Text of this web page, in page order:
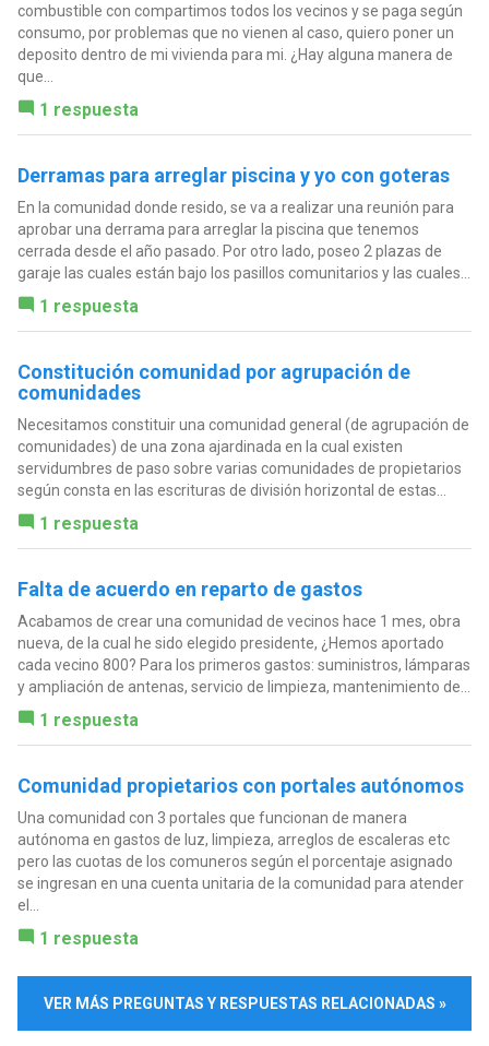
combustible con compartimos todos los vecinos y se paga según
consumo, por problemas que no vienen al caso, quiero poner un
deposito dentro de mi vivienda para mi. ¿Hay alguna manera de
que...
1 respuesta
Derramas para arreglar piscina y yo con goteras
En la comunidad donde resido, se va a realizar una reunión para
aprobar una derrama para arreglar la piscina que tenemos
cerrada desde el año pasado. Por otro lado, poseo 2 plazas de
garaje las cuales están bajo los pasillos comunitarios y las cuales...
1 respuesta
Constitución comunidad por agrupación de
comunidades
Necesitamos constituir una comunidad general (de agrupación de
comunidades) de una zona ajardinada en la cual existen
servidumbres de paso sobre varias comunidades de propietarios
según consta en las escrituras de división horizontal de estas...
1 respuesta
Falta de acuerdo en reparto de gastos
Acabamos de crear una comunidad de vecinos hace 1 mes, obra
nueva, de la cual he sido elegido presidente, ¿Hemos aportado
cada vecino 800? Para los primeros gastos: suministros, lámparas
y ampliación de antenas, servicio de limpieza, mantenimiento de...
1 respuesta
Comunidad propietarios con portales autónomos
Una comunidad con 3 portales que funcionan de manera
autónoma en gastos de luz, limpieza, arreglos de escaleras etc
pero las cuotas de los comuneros según el porcentaje asignado
se ingresan en una cuenta unitaria de la comunidad para atender
el...
1 respuesta
VER MÁS PREGUNTAS Y RESPUESTAS RELACIONADAS »